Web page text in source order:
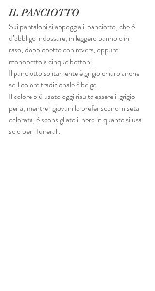
IL PANCIOTTO
Sui pantaloni si appoggia il panciotto, che è
d’obbligo indossare, in leggero panno o in
raso, doppiopetto con revers, oppure
monopetto a cinque bottoni.
Il panciotto solitamente è grigio chiaro anche
se il colore tradizionale è beige.
Il colore più usato oggi risulta essere il grigio
perla, mentre i giovani lo preferiscono in seta
colorata, è sconsigliato il nero in quanto si usa
solo per i funerali.